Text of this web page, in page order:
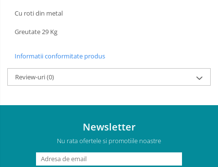
Cu roti din metal
Greutate 29 Kg
Informatii conformitate produs
Review-uri(0)
Newsletter
Nu rata ofertele si promotiile noastre